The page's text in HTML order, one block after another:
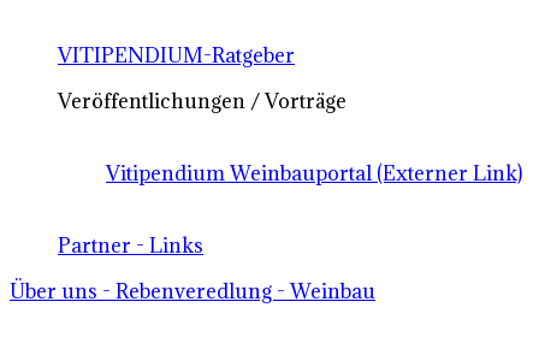
VITIPENDIUM-Ratgeber
Veröffentlichungen / Vorträge
Vitipendium Weinbauportal (Externer Link)
Partner - Links
Über uns - Rebenveredlung - Weinbau